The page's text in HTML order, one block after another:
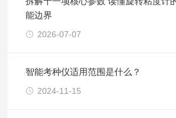
能边界
2026-07-07
智能考种仪适用范围是什么？
2024-11-15